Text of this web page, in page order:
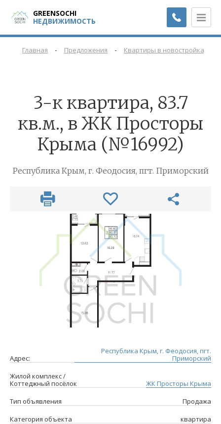
GREENSOCHI
НЕДВИЖИМОСТЬ
Главная - Предложения - Квартиры в новостройках
3-к квартира, 83.7
кв.м., в ЖК Просторы
Крыма (№16992)
Республика Крым, г. Феодосия, пгт. Приморский
Адрес:
Республика Крым, г. Феодосия, пгт.
Приморский
Жилой комплекс /
Коттеджный посёлок
ЖК Просторы Крыма
Тип объявления
Продажа
Категория объекта
квартира